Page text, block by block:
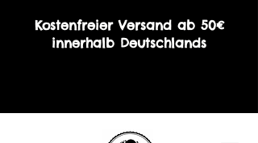
Kostenfreier Versand ab 50€
innerhalb Deutschlands